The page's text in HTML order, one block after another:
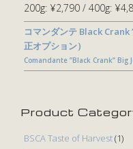
200g: ¥2,790 400g:
コマンダンテ Black Crank
正オプション）
Comandante ”Black Crank” Big
Product
BSCA Taste of Harvest(1)